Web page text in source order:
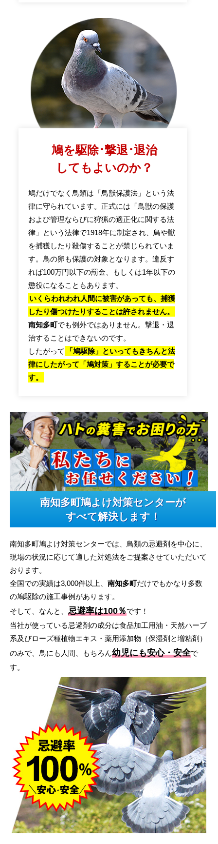
鳩を駆除･撃退･退治
してもよいのか？
鳩だけでなく鳥類は「鳥獣保護法」という法
律に守られています。正式には「鳥獣の保護
および管理ならびに狩猟の適正化に関する法
律」という法律で1918年に制定され、鳥や獣
を捕獲したり殺傷することが禁じられていま
す。鳥の卵も保護の対象となります。違反す
れば100万円以下の罰金、もしくは1年以下の
懲役になることもあります。
いくらわれわれ人間に被害があっても、捕獲
したり傷つけたりすることは許されません。
南知多町でも例外ではありません。撃退・退
治することはできないのです。
したがって
「鳩駆除」といってもきちんと法
律にしたがって「鳩対策」することが必要で
す。
南知多町鳩よけ対策センターが
すべて解決します！
南知多町鳩よけ対策センターでは、鳥類の忌避剤を中心に、
現場の状況に応じて適した対処法をご提案させていただいて
おります。
全国での実績は3,000件以上、 南知多町だけでもかなり多数
の鳩駆除の施工事例があります。
そして、なんと、 忌避率は100％です！
当社が使っている忌避剤の成分は食品加工用油・天然ハーブ
系及びローズ種植物エキス・薬用添加物（保湿剤と増粘剤）
のみで、鳥にも人間、もちろん幼児にも安心・安全で
す。